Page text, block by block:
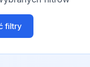
filtry